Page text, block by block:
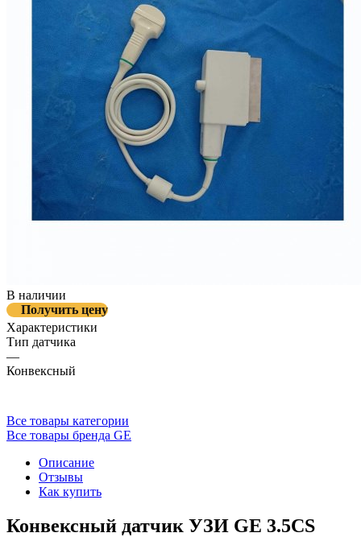
В наличии
Получить цену
Характеристики
Тип датчика
—
Конвексный
Все товары категории
Все товары бренда GE
Описание
Отзывы
Как купить
Конвексный датчик УЗИ GE 3.5CS